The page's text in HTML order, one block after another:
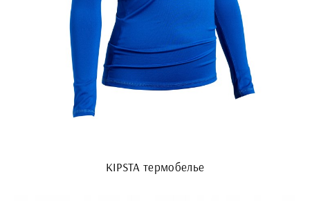
KIPSTA термобелье